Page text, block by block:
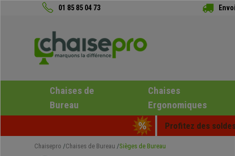
01 85 85 04 73
Chaises de
Bureau
Chaises
Ergonomiques
Profitez des
Chaisepro Chaises de Bureau Sièges de Bureau